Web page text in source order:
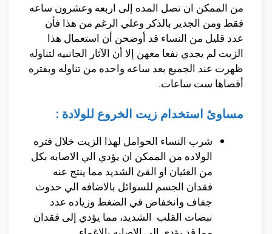
من الممكن ان تصل المده إلى اربعه وعشرون ساعه
فقط ومن الجدير بالذكر وعلي الرغم من هذا فأن
عدد قليل من النساء قد أوضحن أن استعمال هذا
الزيت لم يجدي نفعا معهن إلا أن الآثار الجانبيه لتناوله
ظهرت عند الجميع بعد ساعه واحده من تناوله وبفتره
أقصاها ست ساعات.
مساوئ استخدام زيت الخروع للولادة :
شرب النساء الحوامل لهذا الزيت خلال فتره
الولاده من الممكن ان يؤدي الي الاصابه بكل
من الغثيان او القئ الشديد مما ينتج عنه
فقدان الجسم للسوائل بالاضافه الي حدوث
جفاف وانخفاض في الضغط وزياده عدد
نبضات القلب الشديد، مما يؤدي إلى فقدان